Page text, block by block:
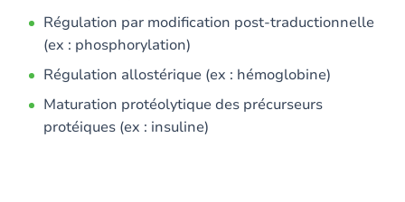
Régulation par modification post-traductionnelle
(ex : phosphorylation)
Régulation allostérique (ex : hémoglobine)
Maturation protéolytique des précurseurs
protéiques (ex : insuline)